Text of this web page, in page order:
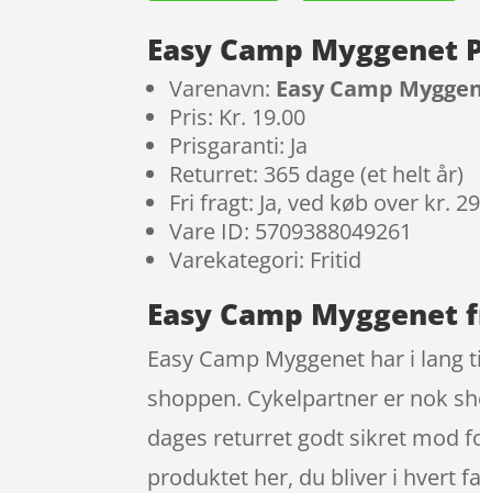
Easy Camp
Varenavn: Easy Camp
Pris: Kr. 19.00
Prisgaranti: Ja
Returret: 365 dage (et helt år)
Fri fragt: Ja, ved køb over kr.
Vare ID: 5709388049261
Varekategori: Fritid
Easy Camp Myggenet
Easy Camp Myggenet har i
shoppen. Cykelpartner er nok
dages returret godt sikret mod
produktet her, du bliver i hvert